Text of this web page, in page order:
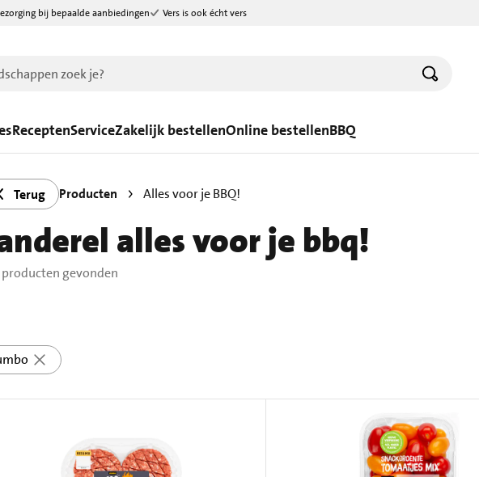
bij bepaalde aanbiedingen Vers is ook écht vers
ReceptenServiceZakelijk bestellenOnline bestellenBBQ
Terug Producten Alles voor je BBQ!
alles voor je bbq!
gevonden